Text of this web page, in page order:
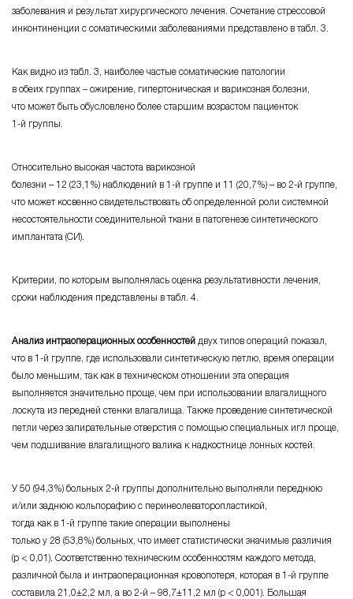
заболевания и результат хирургического лечения. Сочетание стрессовой
инконтиненции с соматическими заболеваниями представлено в табл. 3.
Как видно из табл. 3, наиболее частые соматические патологии
в обеих группах – ожирение, гипертоническая и варикозная болезни,
что может быть обусловлено более старшим возрастом пациенток
1-й группы.
Относительно высокая частота варикозной
болезни – 12 (23,1%) наблюдений в 1-й группе и 11 (20,7%) – во 2-й группе,
что может косвенно свидетельствовать об определенной роли системной
несостоятельности соединительной ткани в патогенезе синтетического
имплантата (СИ).
Критерии, по которым выполнялась оценка результативности лечения,
сроки наблюдения представлены в табл. 4.
Анализ интраоперационных особенностей двух типов операций показал,
что в 1-й группе, где использовали синтетическую петлю, время операции
было меньшим, так как в техническом отношении эта операция
выполняется значительно проще, чем при использовании влагалищного
лоскута из передней стенки влагалища. Также проведение синтетической
петли через запирательные отверстия с помощью специальных игл проще,
чем подшивание влагалищного валика к надкостнице лонных костей.
У 50 (94,3%) больных 2-й группы дополнительно выполняли переднюю
и/или заднюю кольпорафию с перинеолеваторопластикой,
тогда как в 1-й группетакие операции выполнены
только у 28 (53,8%) больных, что имеет статистически значимые различия
(р < 0,01). Соответственно техническим особенностям каждого метода,
различной была и интраоперационная крово­потеря, которая в 1-й группе
составила 21,0±2,2 мл, а во 2-й – 98,7±11,2 мл (р < 0,001). Большая